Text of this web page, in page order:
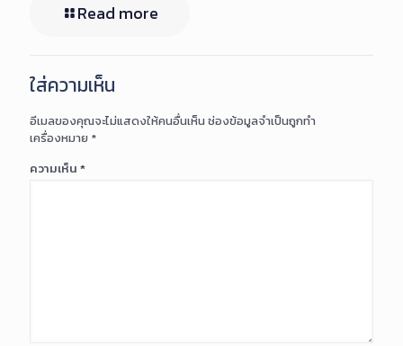
Read more
ใส่ความเห็น
อีเมลของคุณจะไม่แสดงให้คนอื่นเห็น ช่องข้อมูลจำเป็นถูกทำ
เครื่องหมาย *
ความเห็น *